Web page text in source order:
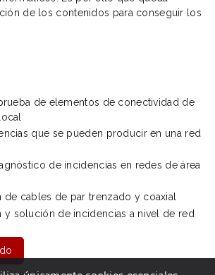
de los contenidos para conseguir los
de elementos de conectividad de
que se pueden producir en una red
de incidencias en redes de área
cables de par trenzado y coaxial
y solución de incidencias a nivel de red